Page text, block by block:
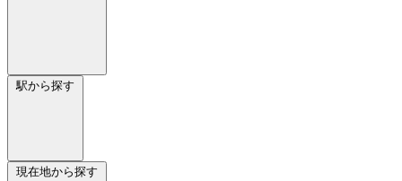
駅から探す
現在地から探す